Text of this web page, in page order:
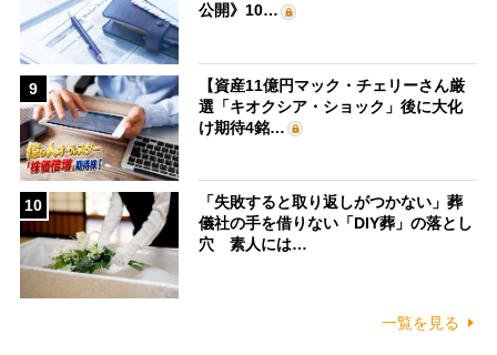
公開》10…
9
【資産11億円マック・チェリーさん厳
選「キオクシア・ショック」後に大化
け期待4銘…
10
「失敗すると取り返しがつかない」葬
儀社の手を借りない「DIY葬」の落とし
穴 素人には…
一覧を見る